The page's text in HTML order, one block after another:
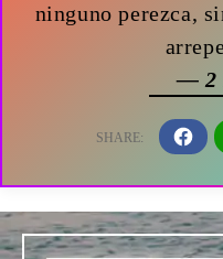
ninguno perezca,
— 2